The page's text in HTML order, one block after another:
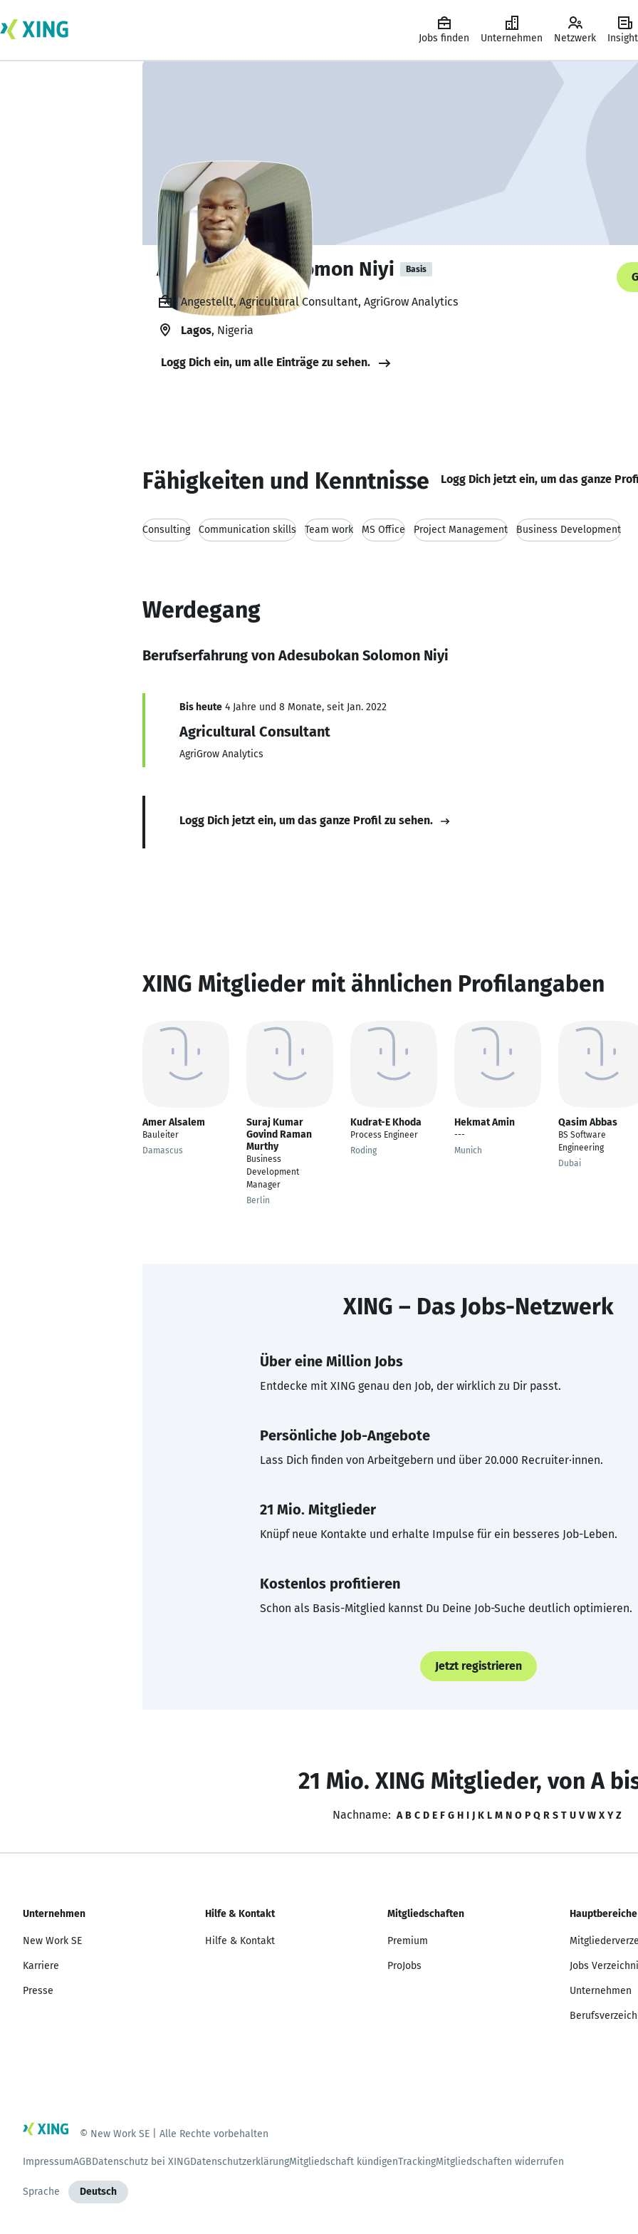
Jobs finden Unternehmen Netzwerk
Adesubokan Solomon Niyi Basis
Angestellt, Agricultural Consultant, AgriGrow Analytics
Lagos, Nigeria
Logg Dich ein, um alle Einträge zu sehen.
Fähigkeiten und Kenntnisse Logg Dich jetzt ein, um das ganze
Consulting Communication skills Team work MS Office Project Management Business Development
Werdegang
Berufserfahrung von Adesubokan Solomon Niyi
Bis heute 4 Jahre und 8 Monate, seit Jan. 2022
Agricultural Consultant
AgriGrow Analytics
Logg Dich jetzt ein, um das ganze Profil zu sehen.
XING Mitglieder mit ähnlichen Profilangaben
Amer Alsalem
Bauleiter
Damascus
Suraj Kumar
Govind Raman
Murthy
Business
Development
Manager
Berlin
Kudrat-E Khoda
Process Engineer
Roding
Hekmat Amin
---
Munich
Qasim Abbas
BS Software
Engineering
Dubai
XING – Das Jobs-Netzwerk
Über eine Million Jobs
Entdecke mit XING genau den Job, der wirklich zu Dir passt.
Persönliche Job-Angebote
Lass Dich finden von Arbeitgebern und über 20.000 Recruiter·innen.
21 Mio. Mitglieder
Knüpf neue Kontakte und erhalte Impulse für ein besseres Job-Leben.
Kostenlos profitieren
Schon als Basis-Mitglied kannst Du Deine Job-Suche deutlich optimieren.
Jetzt registrieren
21 Mio. XING Mitglieder, von A
Nachname: A B C D E F G H I J K L M N O P Q R S T U V W X Y Z
Unternehmen
New Work SE
Karriere
Presse
Hilfe & Kontakt
Hilfe & Kontakt
Mitgliedschaften
Premium
ProJobs
Hauptbereiche
Jobs
Unternehmen
© New Work SE | Alle Rechte vorbehalten
ImpressumAGBDatenschutz bei XINGDatenschutzerklärungMitgliedschaft kündigenTrackingMitgliedschaften widerrufen
Sprache Deutsch